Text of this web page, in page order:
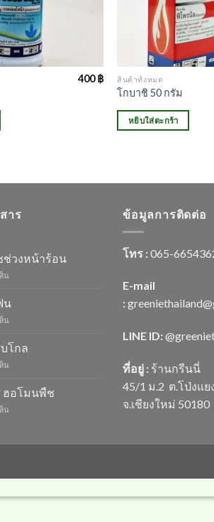
400฿ สินค้าทั้งหมด
โกบาชิ 50 กรัม
หยิบใส่ตะกร้า
าร
ช่วงหน้าร้อน
น
ช่วง
หน้า
น
น
แฟน
โกล
น
อก
เซ็บ
โกล
ฮอโมนพืช
น
ฮอ
ข้อมูลการติดต่อ
โทร : 065-
E-mail
:
LINE ID:
ที่อยู่ : ร้านกรีนนี่
45/1 ม.2 ต.โป่งแย
จ.เชียงใหม่ 50180